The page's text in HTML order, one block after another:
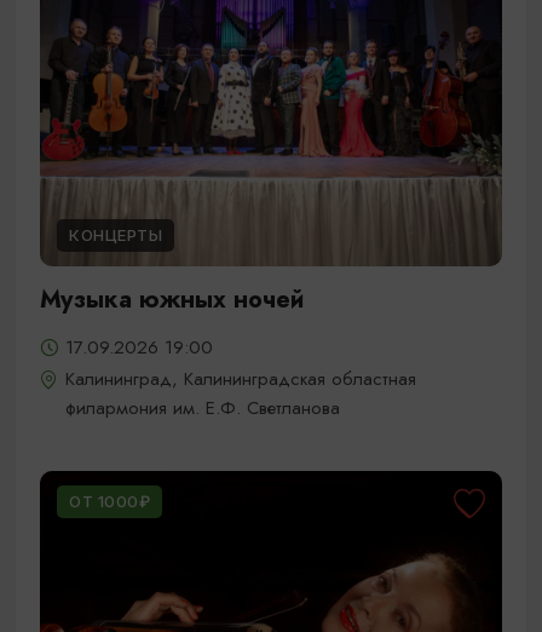
КОНЦЕРТЫ
Музыка южных ночей
17.09.2026 19:00
Калининград, Калининградская областная
филармония им. Е.Ф. Светланова
ОТ 1000₽